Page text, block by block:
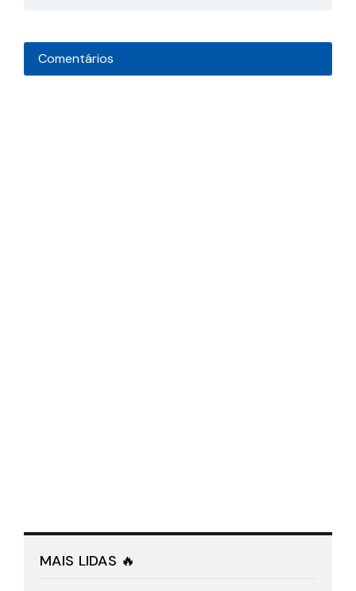
Comentários
MAIS LIDAS 🔥